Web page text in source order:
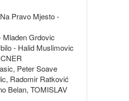
Pravo Mjesto -
Mladen Grdovic
- Halid Muslimovic
Peter Soave
Radomir Ratković
Belan, TOMISLAV